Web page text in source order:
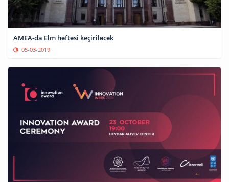
AMEA-da Elm həftəsi keçiriləcək
05-03-2019